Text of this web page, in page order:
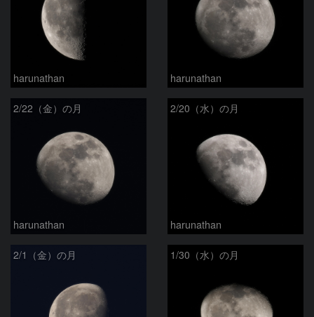
harunathan harunathan
2/22（金）の月
harunathan
2/20（水）の月
harunathan
2/1（金）の月 1/30（水）の月